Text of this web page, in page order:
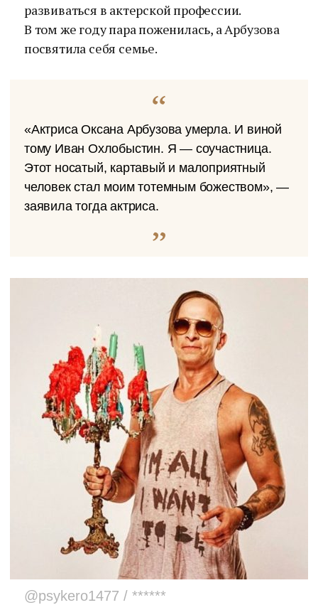
развиваться в актерской профессии.
В том же году пара поженилась, а Арбузова
посвятила себя семье.
«Актриса Оксана Арбузова умерла. И виной
тому Иван Охлобыстин. Я — соучастница.
Этот носатый, картавый и малоприятный
человек стал моим тотемным божеством», —
заявила тогда актриса.
@psykero1477 / ******